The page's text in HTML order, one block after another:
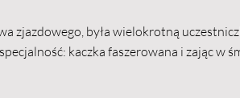
zjazdowego, była wielokrotną
kaczka faszerowana i zając w